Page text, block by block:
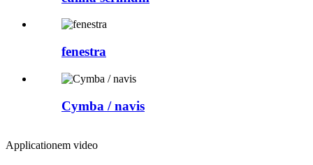
fenestra
Cymba / navis
Applicationem video